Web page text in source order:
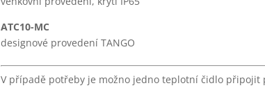
ATC10-MC
designové provedení TANGO
V případě potřeby je možno jedno teplotní čidlo připojit